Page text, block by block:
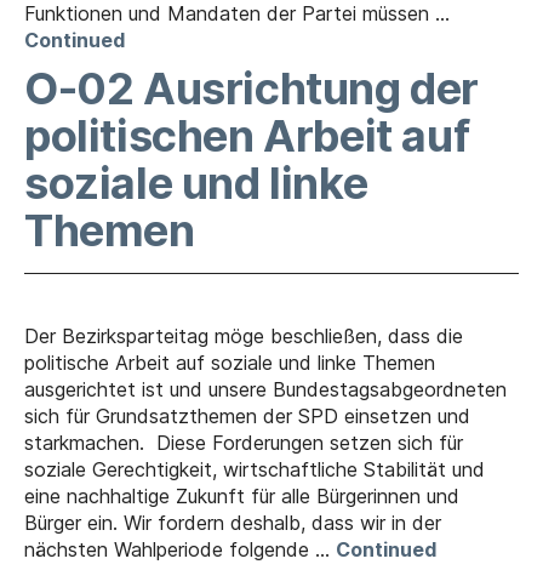
Funktionen und Mandaten der Partei müssen …
Continued
O-02 Ausrichtung der
politischen Arbeit auf
soziale und linke
Themen
Der Bezirksparteitag möge beschließen, dass die
politische Arbeit auf soziale und linke Themen
ausgerichtet ist und unsere Bundestagsabgeordneten
sich für Grundsatzthemen der SPD einsetzen und
starkmachen. Diese Forderungen setzen sich für
soziale Gerechtigkeit, wirtschaftliche Stabilität und
eine nachhaltige Zukunft für alle Bürgerinnen und
Bürger ein. Wir fordern deshalb, dass wir in der
nächsten Wahlperiode folgende … Continued